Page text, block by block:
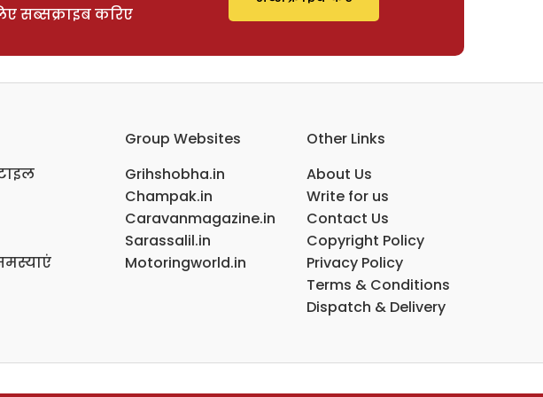
सब्सक्राइब करिए
Group Websites
Grihshobha.in
Champak.in
Caravanmagazine.in
Sarassalil.in
Motoringworld.in
Other Links
About Us
Write for us
Contact Us
Copyright Policy
Privacy Policy
Terms & Conditions
Dispatch & Delivery